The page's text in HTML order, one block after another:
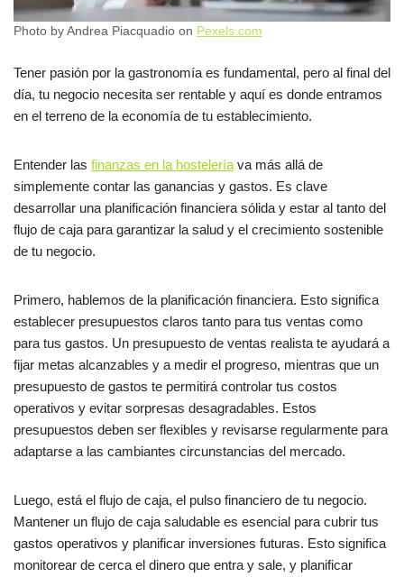
Photo by Andrea Piacquadio on Pexels.com
Tener pasión por la gastronomía es fundamental, pero al final del
día, tu negocio necesita ser rentable y aquí es donde entramos
en el terreno de la economía de tu establecimiento.
Entender las finanzas en la hosteleríava más allá de
simplemente contar las ganancias y gastos. Es clave
desarrollar una planificación financiera sólida y estar al tanto del
flujo de caja para garantizar la salud y el crecimiento sostenible
de tu negocio.
Primero, hablemos de la planificación financiera. Esto significa
establecer presupuestos claros tanto para tus ventas como
para tus gastos. Un presupuesto de ventas realista te ayudará a
fijar metas alcanzables y a medir el progreso, mientras que un
presupuesto de gastos te permitirá controlar tus costos
operativos y evitar sorpresas desagradables. Estos
presupuestos deben ser flexibles y revisarse regularmente para
adaptarse a las cambiantes circunstancias del mercado.
Luego, está el flujo de caja, el pulso financiero de tu negocio.
Mantener un flujo de caja saludable es esencial para cubrir tus
gastos operativos y planificar inversiones futuras. Esto significa
monitorear de cerca el dinero que entra y sale, y planificar